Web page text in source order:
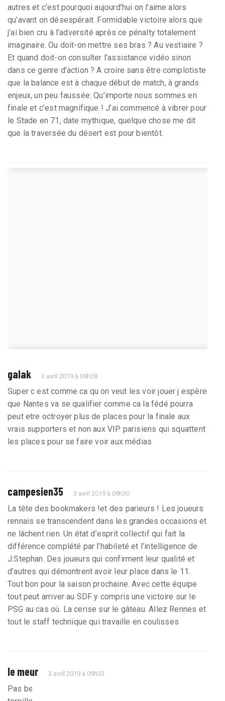
autres et c’est pourquoi aujourd’hui on l’aime alors
qu’avant on désespérait. Formidable victoire alors que
j’ai bien cru à l’adversité après ce pénalty totalement
imaginaire. Ou doit-on mettre ses bras ? Au vestiaire ?
Et quand doit-on consulter l’assistance vidéo sinon
dans ce genre d’action ? A croire sans être complotiste
que la balance est à chaque début de match, à grands
enjeux, un peu faussée. Qu’importe nous sommes en
finale et c’est magnifique ! J’ai commencé à vibrer pour
le Stade en 71, date mythique, quelque chose me dit
que la traversée du désert est pour bientôt.
galak 3 avril 2019 à 09h28
Super c est comme ca qu on veut les voir jouer j espère
que Nantes va se qualifier comme ca la fédé pourra
peut etre octroyer plus de places pour la finale aux
vrais supporters et non aux VIP parisiens qui squattent
les places pour se faire voir aux médias
campesien35 3 avril 2019 à 09h30
La tête des bookmakers !et des parieurs ! Les joueurs
rennais se transcendent dans les grandes occasions et
ne lâchent rien. Un état d’esprit collectif qui fait la
différence complété par l’habileté et l’intelligence de
J.Stephan. Des joueurs qui confirment leur qualité et
d’autres qui démontrent avoir leur place dans le 11.
Tout bon pour la saison prochaine. Avec cette équipe
tout peut arriver au SDF y compris une victoire sur le
PSG au cas où. La cerise sur le gâteau. Allez Rennes et
tout le staff technique qui travaille en coulisses
le meur 3 avril 2019 à 09h33
Pas besoin de jouer en Angleterre pour se faire